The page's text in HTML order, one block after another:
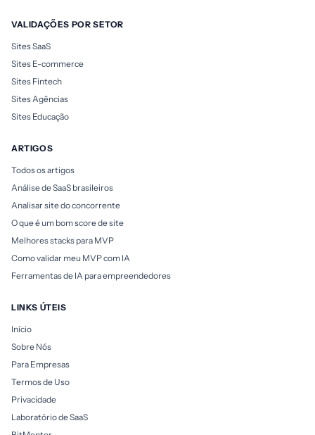
VALIDAÇÕES POR SETOR
Sites SaaS
Sites E-commerce
Sites Fintech
Sites Agências
Sites Educação
ARTIGOS
Todos os artigos
Análise de SaaS brasileiros
Analisar site do concorrente
O que é um bom score de site
Melhores stacks para MVP
Como validar meu MVP com IA
Ferramentas de IA para empreendedores
LINKS ÚTEIS
Início
Sobre Nós
Para Empresas
Termos de Uso
Privacidade
Laboratório de SaaS